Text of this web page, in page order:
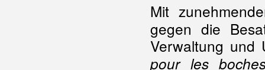
Mit
gegen die
Verwaltung und
pour les